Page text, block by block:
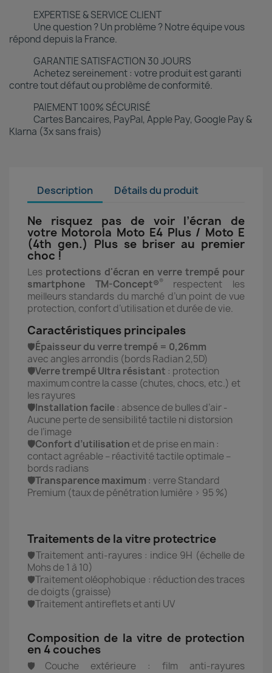
EXPERTISE & SERVICE CLIENT
Une question ? Un problème ? Notre équipe vous
répond depuis la France.
GARANTIE SATISFACTION 30 JOURS
Achetez sereinement : votre produit est garanti
contre tout défaut ou problème de conformité.
PAIEMENT 100% SÉCURISÉ
Cartes Bancaires, PayPal, Apple Pay, Google Pay &
Klarna (3x sans frais)
Description Détails du produit
Ne risquez pas de voir l’écran de
votre Motorola Moto E4 Plus / Moto E
(4th gen.) Plus se briser au premier
choc !
Les protections d'écran en verre trempé pour
smartphone TM-Concept®®respectent les
meilleurs standards du marché d’un point de vue
protection, confort d’utilisation et durée de vie.
Caractéristiques principales
🛡️Épaisseur du verre trempé = 0,26mm
avec angles arrondis (bords Radian 2,5D)
🛡️Verre trempé Ultra résistant : protection
maximum contre la casse (chutes, chocs, etc.) et
les rayures
🛡️Installation facile : absence de bulles d’air -
Aucune perte de sensibilité tactile ni distorsion
de l’image
🛡️Confort d’utilisation et de prise en main :
contact agréable – réactivité tactile optimale –
bords radians
🛡️Transparence maximum : verre Standard
Premium (taux de pénétration lumière > 95 %)
Traitements de la vitre protectrice
🛡️Traitement anti-rayures : indice 9H (échelle de
Mohs de 1 à 10)
🛡️Traitement oléophobique : réduction des traces
de doigts (graisse)
🛡️Traitement antireflets et anti UV
Composition de la vitre de protection
en 4 couches
🛡️Couche extérieure : film anti-rayures